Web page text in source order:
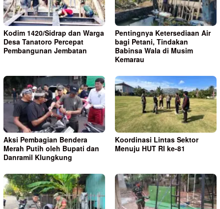
Kodim 1420/Sidrap dan Warga
Desa Tanatoro Percepat
Pembangunan Jembatan
Pentingnya Ketersediaan Air
bagi Petani, Tindakan
Babinsa Wala di Musim
Kemarau
Aksi Pembagian Bendera
Merah Putih oleh Bupati dan
Danramil Klungkung
Koordinasi Lintas Sektor
Menuju HUT RI ke-81